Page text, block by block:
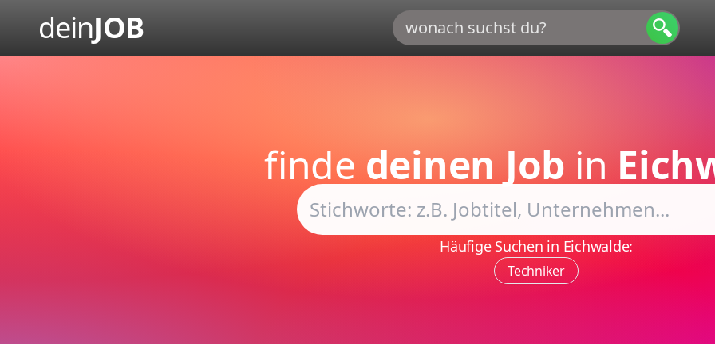
deinJOB
findedeinen Job in
Häufige Suchen in Eichwalde:
Techniker